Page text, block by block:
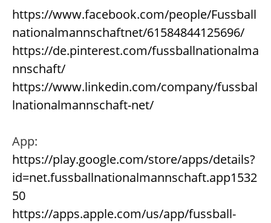
https://www.facebook.com/people/Fussball
nationalmannschaftnet/61584844125696/
https://de.pinterest.com/fussballnationalma
nnschaft/
https://www.linkedin.com/company/fussbal
lnationalmannschaft-net/
App:
https://play.google.com/store/apps/details?
id=net.fussballnationalmannschaft.app1532
50
https://apps.apple.com/us/app/fussball-